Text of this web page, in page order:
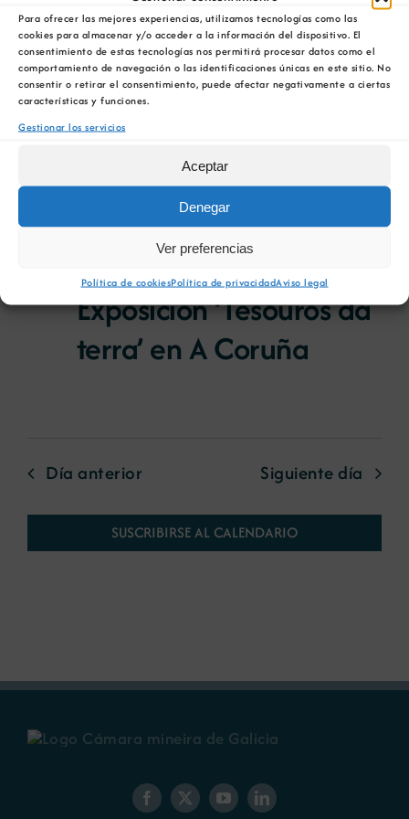
Para ofrecer las mejores experiencias, utilizamos tecnologías como las
cookies para almacenar y/o acceder a la información del dispositivo. El
consentimiento de estas tecnologías nos permitirá procesar datos como el
comportamiento de navegación o las identificaciones únicas en este sitio. No
consentir o retirar el consentimiento, puede afectar negativamente a ciertas
características y funciones.
Gestionar los servicios
Aceptar
Denegar
Ver preferencias
Política de cookiesPolítica de privacidadAviso legal
en
13
de
junio
00:00
de
de
Selecciona
la
fecha.
Todo el día
Apertura Convocatoria
II Premios Nacionales
Minería y Vida
21 de mayo 00:00/30 de junio 23:59
Exposición ‘Tesouros da
terra’ en A Coruña
Día anterior Siguiente día
SUSCRIBIRSE AL CALENDARIO